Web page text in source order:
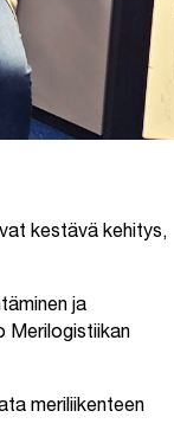
kestävä kehitys,
ja
Merilogistiikan
meriliikenteen